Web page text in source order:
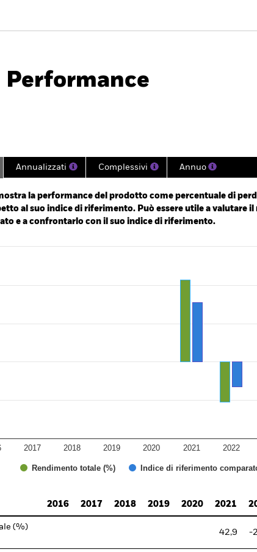
Performance
to 2026-06-30 00:00:00.
Annualizzati Complessivi Annuo
la performance del prodotto come percentuale di
al suo indice di riferimento. Può essere utile a valutare il
e a confrontarlo con il suo indice di riferimento.
series.
Rendimento totale (%) Indice di riferimento
2017 2018 2019 2020 2021 2022
2016
2017 2018 2019 2020 2021
(%)
42,9 -